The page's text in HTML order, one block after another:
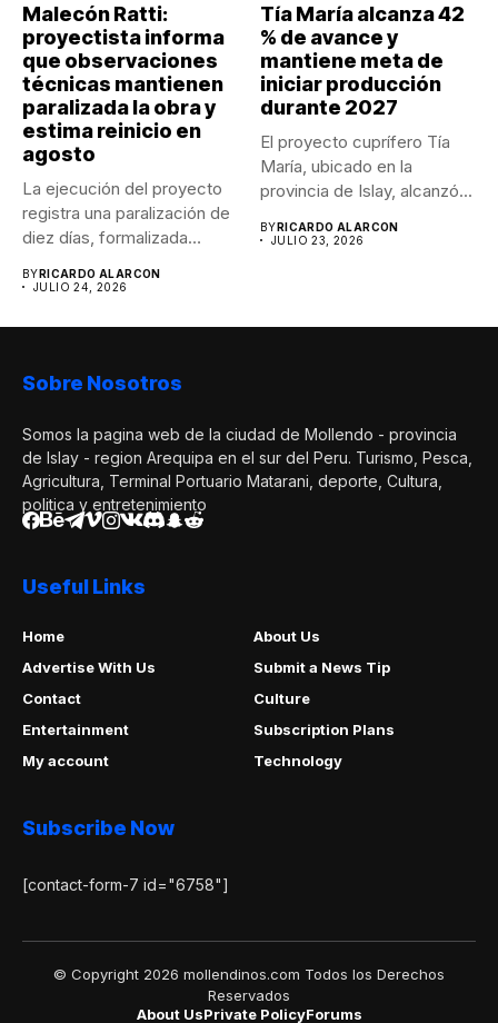
Malecón Ratti:
proyectista informa
que observaciones
técnicas mantienen
paralizada la obra y
estima reinicio en
agosto
La ejecución del proyecto
registra una paralización de
diez días, formalizada
BYRICARDO ALARCON
JULIO 24, 2026
Tía María alcanza 42
% de avance y
mantiene meta de
iniciar producción
durante 2027
El proyecto cuprífero Tía
María, ubicado en la
provincia de Islay, alcanzó...
BYRICARDO ALARCON
JULIO 23, 2026
Sobre Nosotros
Somos la pagina web de la ciudad de Mollendo - provincia
de Islay - region Arequipa en el sur del Peru. Turismo, Pesca,
Agricultura, Terminal Portuario Matarani, deporte, Cultura,
politica y entretenimiento
Useful Links
Home
About Us
Advertise With Us
Submit a News Tip
Contact
Culture
Entertainment
Subscription Plans
My account
Technology
Subscribe Now
[contact-form-7 id="6758"]
© Copyright 2026 mollendinos.com Todos los Derechos
Reservados
About UsPrivate PolicyForums